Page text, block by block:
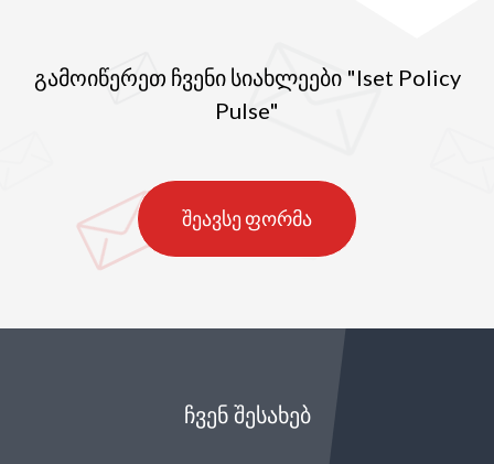
გამოიწერეთ ჩვენი სიახლეები "Iset Policy
Pulse"
შეავსე ფორმა
ᲩᲕᲔᲜ ᲨᲔᲡᲐᲮᲔᲑ